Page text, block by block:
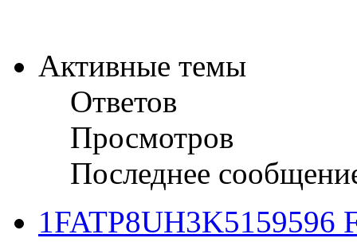
Активные темы
Ответов
Просмотров
Последнее
1FATP8UH3K5159596